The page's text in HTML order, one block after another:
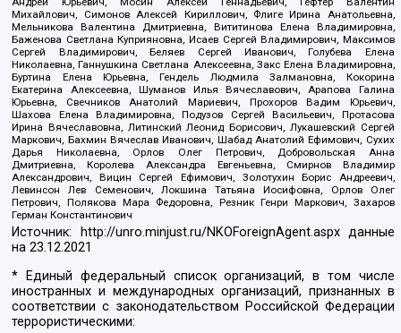
Михайлович, Симонов Алексей Кириллович, Флиге Ирина Анатольевна,
Мельникова Валентина Дмитриевна, Вититинова Елена Владимировна,
Баженова Светлана Куприяновна, Исаев Сергей Владимирович, Максимов
Сергей Владимирович, Беляев Сергей Иванович, Голубева Елена
Николаевна, Ганнушкина Светлана Алексеевна, Закс Елена Владимировна,
Буртина Елена Юрьевна, Гендель Людмила Залмановна, Кокорина
Екатерина Алексеевна, Шуманов Илья Вячеславович, Арапова Галина
Юрьевна, Свечников Анатолий Мариевич, Прохоров Вадим Юрьевич,
Шахова Елена Владимировна, Подузов Сергей Васильевич, Протасова
Ирина Вячеславовна, Литинский Леонид Борисович, Лукашевский Сергей
Маркович, Бахмин Вячеслав Иванович, Шабад Анатолий Ефимович, Сухих
Дарья Николаевна, Орлов Олег Петрович, Добровольская Анна
Дмитриевна, Королева Александра Евгеньевна, Смирнов Владимир
Александрович, Вицин Сергей Ефимович, Золотухин Борис Андреевич,
Левинсон Лев Семенович, Локшина Татьяна Иосифовна, Орлов Олег
Петрович, Полякова Мара Федоровна, Резник Генри Маркович, Захаров
Герман Константинович
Источник: http://unro.minjust.ru/NKOForeignAgent.aspxданные
на23.12.2021
* Единый федеральный список организаций, в том числе
иностранных и международных организаций, признанных в
соответствии с законодательством Российской Федерации
террористическими: